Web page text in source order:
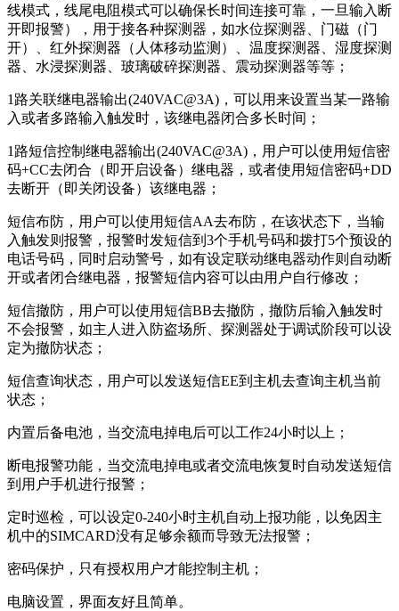
线模式，线尾电阻模式可以确保长时间连接可靠，一旦输入断
开即报警），用于接各种探测器，如水位探测器、门磁（门
开）、红外探测器（人体移动监测）、温度探测器、湿度探测
器、水浸探测器、玻璃破碎探测器、震动探测器等等；
1路关联继电器输出(240VAC@3A)，可以用来设置当某一路输
入或者多路输入触发时，该继电器闭合多长时间；
1路短信控制继电器输出(240VAC@3A)，用户可以使用短信密
码+CC去闭合（即开启设备）继电器，或者使用短信密码+DD
去断开（即关闭设备）该继电器；
短信布防，用户可以使用短信AA去布防，在该状态下，当输
入触发则报警，报警时发短信到3个手机号码和拨打5个预设的
电话号码，同时启动警号，如有设定联动继电器动作则自动断
开或者闭合继电器，报警短信内容可以由用户自行修改；
短信撤防，用户可以使用短信BB去撤防，撤防后输入触发时
不会报警，如主人进入防盗场所、探测器处于调试阶段可以设
定为撤防状态；
短信查询状态，用户可以发送短信EE到主机去查询主机当前
状态；
内置后备电池，当交流电掉电后可以工作24小时以上；
断电报警功能，当交流电掉电或者交流电恢复时自动发送短信
到用户手机进行报警；
定时巡检，可以设定0-240小时主机自动上报功能，以免因主
机中的SIMCARD没有足够余额而导致无法报警；
密码保护，只有授权用户才能控制主机；
电脑设置，界面友好且简单。